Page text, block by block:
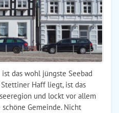
ist das wohl jüngste Seebad
Haff liegt, ist das
und lockt vor allem
Gemeinde. Nicht